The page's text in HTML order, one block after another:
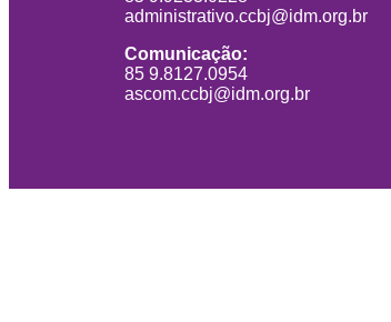
administrativo.ccbj@idm.org.br
Comunicação:
85 9.8127.0954
ascom.ccbj@idm.org.br